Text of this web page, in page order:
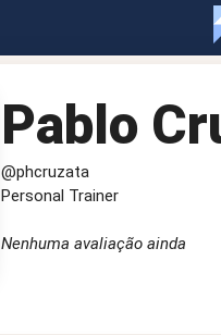
Pablo
@phcruzata
Personal Trainer
Nenhuma avaliação ainda